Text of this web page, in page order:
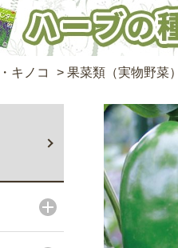
キノコ > 果菜類（実物野菜